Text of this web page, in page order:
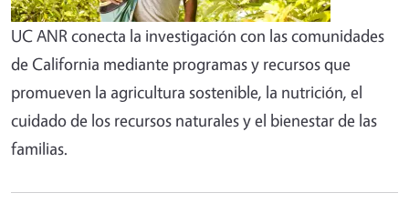
UC ANR conecta la investigación con las comunidades
de California mediante programas y recursos que
promueven la agricultura sostenible, la nutrición, el
cuidado de los recursos naturales y el bienestar de las
familias.